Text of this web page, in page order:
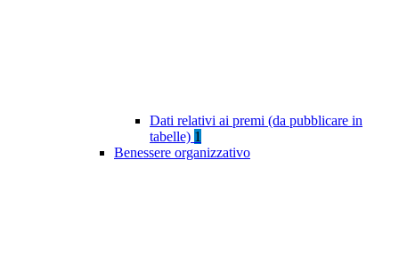
Dati relativi ai premi (da pubblicare in
tabelle) 1
Benessere organizzativo